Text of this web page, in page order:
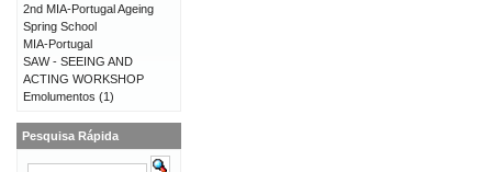
2nd MIA-Portugal Ageing
Spring School
MIA-Portugal
SAW - SEEING AND
ACTING WORKSHOP
Emolumentos (1)
Pesquisa Rápida